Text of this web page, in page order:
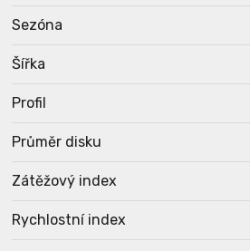
Sezóna
Šířka
Profil
Průměr disku
Zátěžový index
Rychlostní index